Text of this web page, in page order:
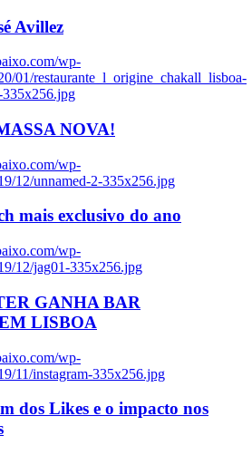
Avillez
wp-
01/restaurante_l_origine_chakall_lisboa-
NOVA!
wp-
12/unnamed-2-335x256.jpg
mais exclusivo do ano
wp-
12/jag01-335x256.jpg
GANHA BAR
LISBOA
wp-
11/instagram-335x256.jpg
dos Likes e o impacto nos